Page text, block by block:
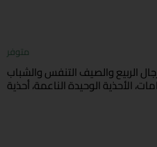
متوفر
الربيع والصيف التنفس والشباب
الأحذية الوحيدة الناعمة، أحذية